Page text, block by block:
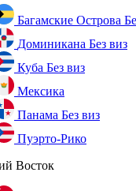
Багамские Острова
Доминикана Без виз
Куба Без виз
Мексика
Панама Без виз
Пуэрто-Рико
Восток